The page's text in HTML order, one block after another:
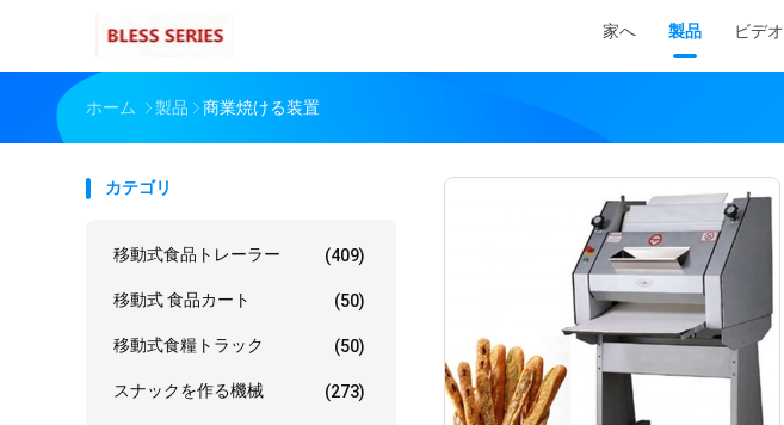
家へ 製品 ビデオ
ホーム 製品 商業焼ける装置
カテゴリ
移動式食品トレーラー (409)
移動式 食品カート (50)
移動式食糧トラック (50)
スナックを作る機械 (273)